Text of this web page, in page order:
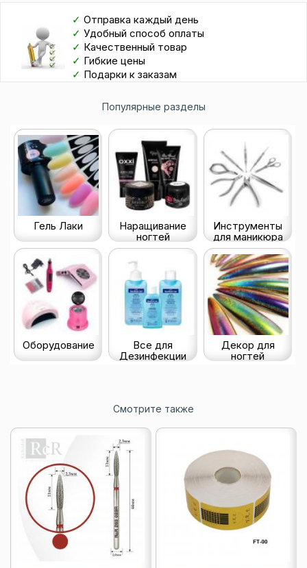
✓ Отправка каждый день
✓ Удобный способ оплаты
✓ Качественный товар
✓ Гибкие цены
✓ Подарки к заказам
Популярные разделы
Гель Лаки
Наращивание
ногтей
Инструменты
для маникюра
Оборудование
Все для
Дезинфекции
Декор для
ногтей
Смотрите также